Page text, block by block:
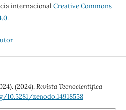
internacional Creative Commons
.
(2024).Revista Tecnocientífica
zenodo.14918558